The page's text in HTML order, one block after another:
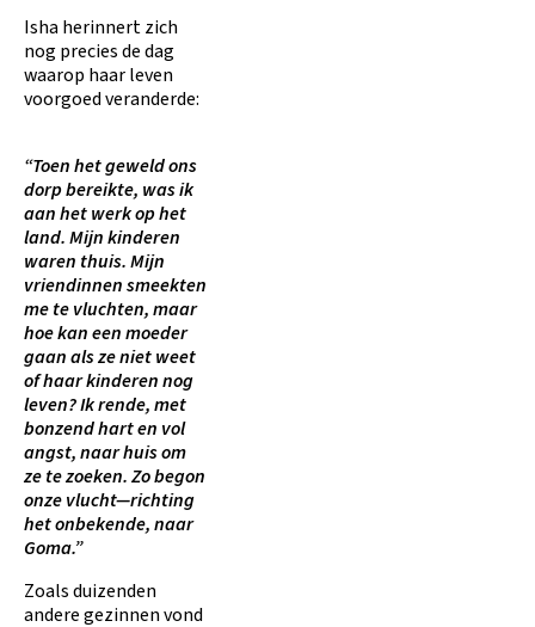
Isha herinnert zich
nog precies de dag
waarop haar leven
voorgoed veranderde:
“Toen het geweld ons
dorp bereikte, was ik
aan het werk op het
land. Mijn kinderen
waren thuis. Mijn
vriendinnen smeekten
me te vluchten, maar
hoe kan een moeder
gaan als ze niet weet
of haar kinderen nog
leven? Ik rende, met
bonzend hart en vol
angst, naar huis om
ze te zoeken. Zo begon
onze vlucht—richting
het onbekende, naar
Goma.”
Zoals duizenden
andere gezinnen vond